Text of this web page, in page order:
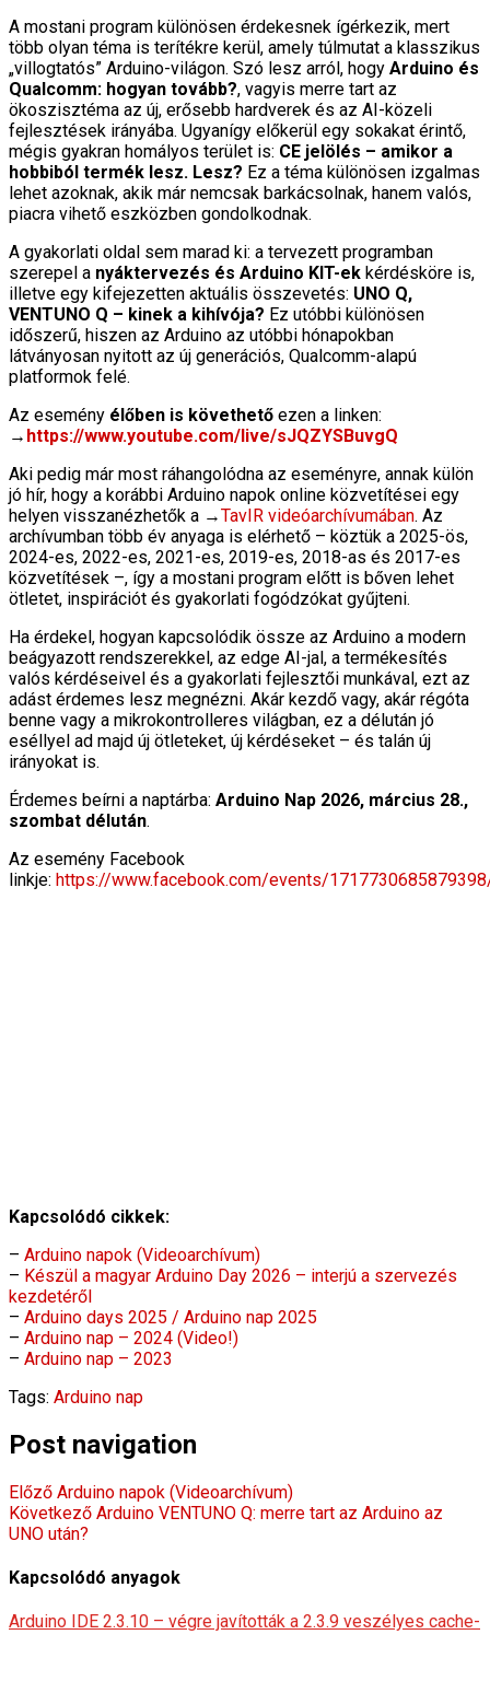
A mostani program különösen érdekesnek ígérkezik, mert
több olyan téma is terítékre kerül, amely túlmutat a klasszikus
„villogtatós” Arduino-világon. Szó lesz arról, hogy Arduino és
Qualcomm: hogyan tovább?, vagyis merre tart az
ökoszisztéma az új, erősebb hardverek és az AI-közeli
fejlesztések irányába. Ugyanígy előkerül egy sokakat érintő,
mégis gyakran homályos terület is: CE jelölés – amikor a
hobbiból termék lesz. Lesz? Ez a téma különösen izgalmas
lehet azoknak, akik már nemcsak barkácsolnak, hanem valós,
piacra vihető eszközben gondolkodnak.
A gyakorlati oldal sem marad ki: a tervezett programban
szerepel a nyáktervezés és Arduino KIT-ek kérdésköre is,
illetve egy kifejezetten aktuális összevetés: UNO Q,
VENTUNO Q – kinek a kihívója? Ez utóbbi különösen
időszerű, hiszen az Arduino az utóbbi hónapokban
látványosan nyitott az új generációs, Qualcomm-alapú
platformok felé.
Az esemény élőben is követhető ezen a linken:
→ https://www.youtube.com/live/sJQZYSBuvgQ
Aki pedig már most ráhangolódna az eseményre, annak külön
jó hír, hogy a korábbi Arduino napok online közvetítései egy
helyen visszanézhetők a →TavIR videóarchívumában. Az
archívumban több év anyaga is elérhető – köztük a 2025-ös,
2024-es, 2022-es, 2021-es, 2019-es, 2018-as és 2017-es
közvetítések –, így a mostani program előtt is bőven lehet
ötletet, inspirációt és gyakorlati fogódzókat gyűjteni.
Ha érdekel, hogyan kapcsolódik össze az Arduino a modern
beágyazott rendszerekkel, az edge AI-jal, a termékesítés
valós kérdéseivel és a gyakorlati fejlesztői munkával, ezt az
adást érdemes lesz megnézni. Akár kezdő vagy, akár régóta
benne vagy a mikrokontrolleres világban, ez a délután jó
eséllyel ad majd új ötleteket, új kérdéseket – és talán új
irányokat is.
Érdemes beírni a naptárba: Arduino Nap 2026, március 28.,
szombat délután.
Az esemény Facebook
linkje: https://www.facebook.com/events/
Kapcsolódó cikkek:
– Arduino napok (Videoarchívum)
– Készül a magyar Arduino Day 2026 – interjú a szervezés
kezdetéről
– Arduino days 2025 / Arduino nap 2025
– Arduino nap – 2024 (Video!)
– Arduino nap – 2023
Tags: Arduino nap
Post navigation
Előző Arduino napok (Videoarchívum)
Következő Arduino VENTUNO Q: merre tart az Arduino az
UNO után?
Kapcsolódó anyagok
Arduino IDE 2.3.10 – végre javították a 2.3.9 veszélyes cache-